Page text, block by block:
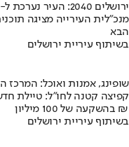
ירושלים 2040: העיר נערכת ל- 1.5 מליון תושבים
מנכ"לית העירייה מציגה
הבא
בשיתוף עיריית ירושלים
שופינג, אמנות ואוכל:
קפיצה קטנה לחו"ל: טיילת
בהשקעה של 100 מיליון ₪
בשיתוף עיריית ירושלים